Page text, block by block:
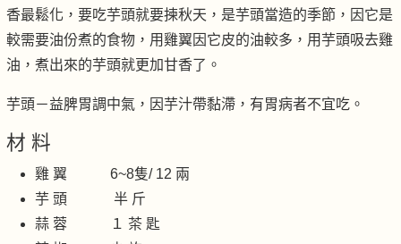
香最鬆化，要吃芋頭就要揀秋天，是芋頭當造的季節，因它是
較需要油份煮的食物，用雞翼因它皮的油較多，用芋頭吸去雞
油，煮出來的芋頭就更加甘香了。
芋頭－益脾胃調中氣，因芋汁帶黏滯，有胃病者不宜吃。
材 料
雞 翼 6~8隻/ 12 兩
芋 頭 半 斤
蒜 蓉 １ 茶 匙